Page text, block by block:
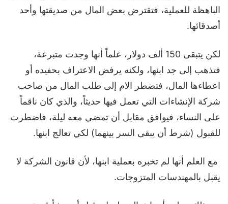
الباهظة للعملية، فتقترض بعض المال من صديقتها وأحد
أصدقائها.
لكن يتبقى 150 ألف دولار، علماً أنها وجدت متبرعة،
فتذهب إلى جد ابنها، ولكنه يرفض الاعتراف بحفيده أو
اعطاءها المال، فتضطر الام إلى طلب المال من صاحب
شركة الإنشاءات التي تعمل فيها حديثاً، والذي كان ناقماً
على النساء، فيوافق مقابل أن تمضي معه ليلة، فاضطرت
للقبول (شرط أن يبقى السر بينهما) لكي تعالج ابنها.
مع العلم أنها لم تخبره بعملية ابنها، لأن قانون الشركة لا
يقبل بالمهندسات المتزوجات.